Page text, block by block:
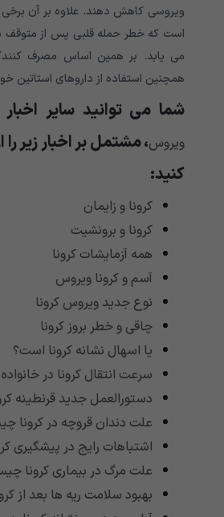
ویروسی کاهش دهند. علاوه بر آن
است که خطر حمله قلبی پس از متوقف
می یابد. بر همین اساس مصرف
همچنین استفاده از داروهای استاتین
شما می توانید سایر
ویروس، مشتمل بر اخبار زیر را
کنید:
کرونا و زایمان
کرونا و برونشیت
همه آزمایشات کرونا
آسم و کرونا ویروس
نوع جدید ویروس کرونا
چاقی و خطر بروز کرونا
یا اسهال نشانه کرونا است؟
سرعت انتقال کرونا در خانواده
دستورالعمل جدید قرنطینه
علت دندان قروچه در کرونا
اشتباهات رایج در پیشگیری
علت مرگ در بیماری کرونا
بهبود سلامت ریه ها بعد از